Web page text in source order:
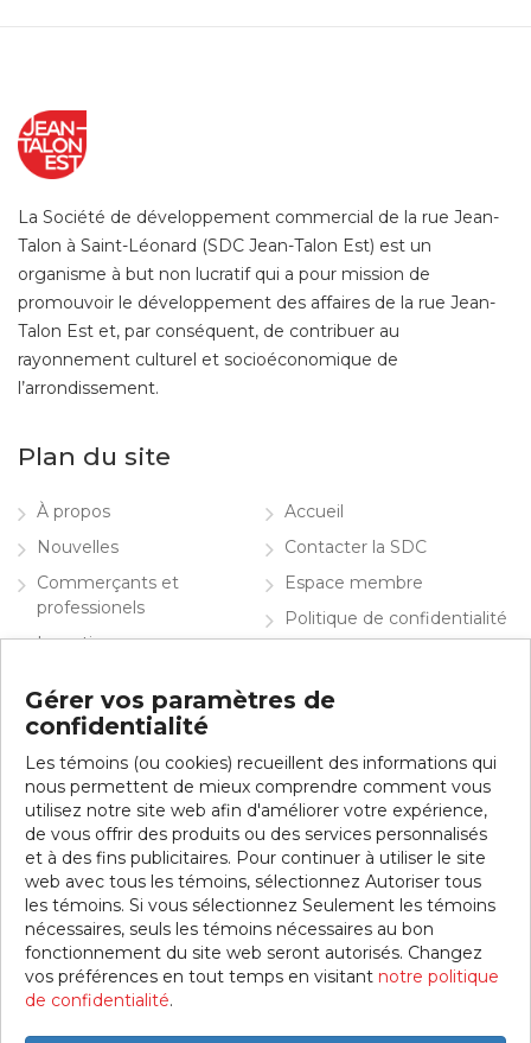
La Société de développement commercial de la rue Jean-
Talon à Saint-Léonard (SDC Jean-Talon Est) est un
organisme à but non lucratif qui a pour mission de
promouvoir le développement des affaires de la rue Jean-
Talon Est et, par conséquent, de contribuer au
rayonnement culturel et socioéconomique de
l’arrondissement.
Plan du site
À propos
Nouvelles
Commerçants et
professionels
Investir
Accueil
Contacter la SDC
Espace membre
Politique de confidentialité
Contacter la SDC
Inscrivez-vous à notre infolettre
© 2026 SDC Jean-Talon Est. Tous droits réservés.
Gérer vos paramètres de
confidentialité
Les témoins (ou cookies) recueillent des informations qui
nous permettent de mieux comprendre comment vous
utilisez notre site web afin d'améliorer votre expérience,
de vous offrir des produits ou des services personnalisés
et à des fins publicitaires. Pour continuer à utiliser le site
web avec tous les témoins, sélectionnez Autoriser tous
les témoins. Si vous sélectionnez Seulement les témoins
nécessaires, seuls les témoins nécessaires au bon
fonctionnement du site web seront autorisés. Changez
vos préférences en tout temps en visitant notre politique
de confidentialité.